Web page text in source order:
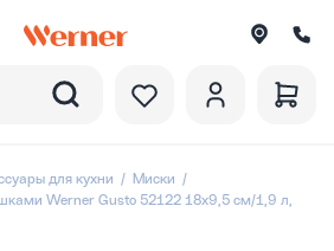
для кухни
Миски
Werner Gusto 52122 18х9,5 см/1,9 л,